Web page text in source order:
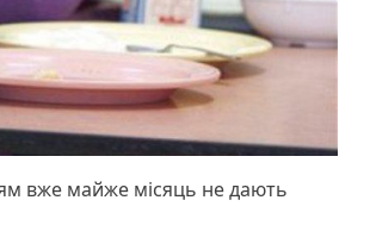
вже майже місяць не дають